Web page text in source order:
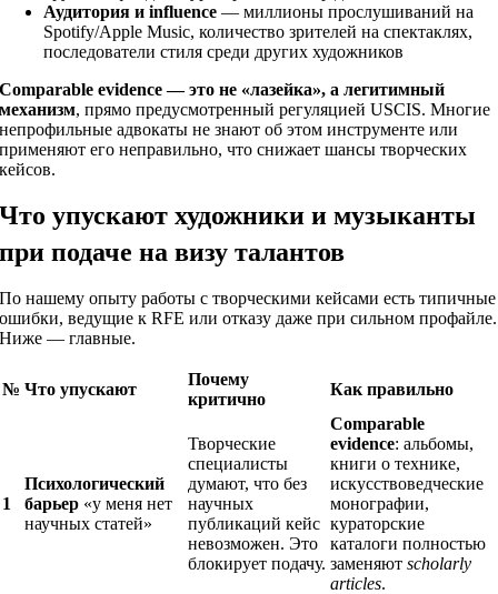
Аудитория и influence — миллионы прослушиваний на
Spotify/Apple Music, количество зрителей на спектаклях,
последователи стиля среди других художников
Comparable evidence — это не «лазейка», а легитимный
механизм, прямо предусмотренный регуляцией USCIS. Многие
непрофильные адвокаты не знают об этом инструменте или
применяют его неправильно, что снижает шансы творческих
кейсов.
Что упускают художники и музыканты
при подаче на визу талантов
По нашему опыту работы с творческими кейсами есть типичные
ошибки, ведущие к RFE или отказу даже при сильном профайле.
Ниже — главные.
№ Что упускают
Почему
критично
Как правильно
1
Психологический
барьер «у меня нет
научных статей»
Творческие
специалисты
думают, что без
научных
публикаций кейс
невозможен. Это
блокирует подачу.
Comparable
evidence: альбомы,
книги о технике,
искусствоведческие
монографии,
кураторские
каталоги полностью
заменяютscholarly
articles.